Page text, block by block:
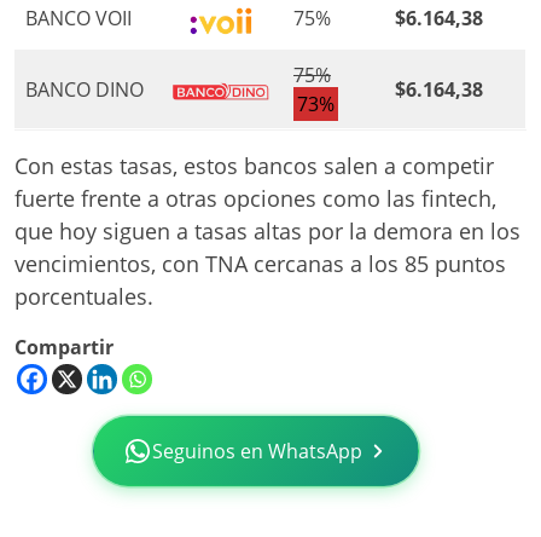
BANCO VOII 75% $6.164,38
BANCO DINO
75%
73%
$6.164,38
Con estas tasas, estos bancos salen a competir
fuerte frente a otras opciones como las fintech,
que hoy siguen a tasas altas por la demora en los
vencimientos, con TNA cercanas a los 85 puntos
porcentuales.
Compartir
Seguinos en WhatsApp